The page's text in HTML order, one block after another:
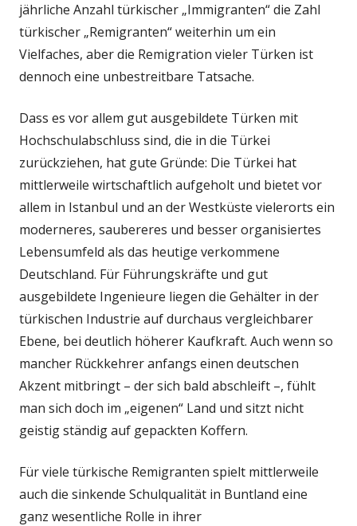
jährliche Anzahl türkischer „Immigranten“ die Zahl
türkischer „Remigranten“ weiterhin um ein
Vielfaches, aber die Remigration vieler Türken ist
dennoch eine unbestreitbare Tatsache.
Dass es vor allem gut ausgebildete Türken mit
Hochschulabschluss sind, die in die Türkei
zurückziehen, hat gute Gründe: Die Türkei hat
mittlerweile wirtschaftlich aufgeholt und bietet vor
allem in Istanbul und an der Westküste vielerorts ein
moderneres, saubereres und besser organisiertes
Lebensumfeld als das heutige verkommene
Deutschland. Für Führungskräfte und gut
ausgebildete Ingenieure liegen die Gehälter in der
türkischen Industrie auf durchaus vergleichbarer
Ebene, bei deutlich höherer Kaufkraft. Auch wenn so
mancher Rückkehrer anfangs einen deutschen
Akzent mitbringt – der sich bald abschleift –, fühlt
man sich doch im „eigenen“ Land und sitzt nicht
geistig ständig auf gepackten Koffern.
Für viele türkische Remigranten spielt mittlerweile
auch die sinkende Schulqualität in Buntland eine
ganz wesentliche Rolle in ihrer